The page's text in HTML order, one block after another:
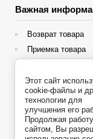
Важная
Возврат товара
Приемка товара
Политика
Яндекс Сплит
Этот сайт
cookie-файлы и
технологии для
улучшения его
Продолжая
сайтом, Вы